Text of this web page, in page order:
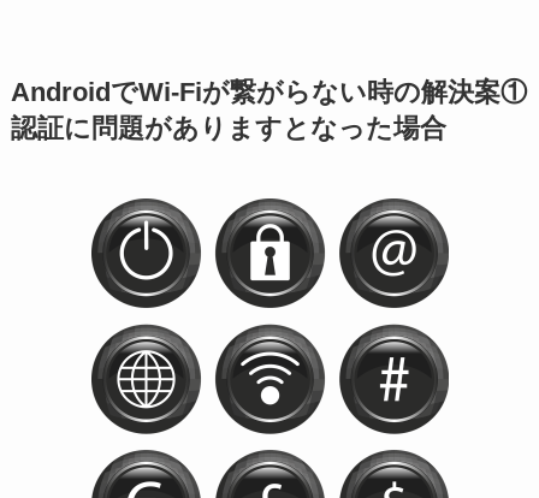
AndroidでWi-Fiが繋がらない時の解決案①
認証に問題がありますとなった場合